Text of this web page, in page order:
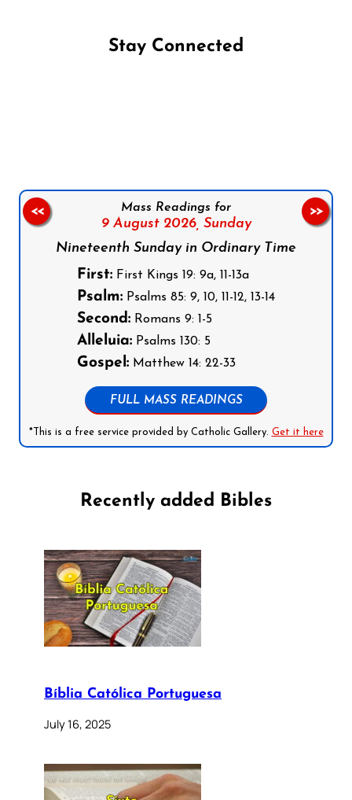
Stay Connected
Mass Readings for
9 August 2026, Sunday
Nineteenth Sunday in Ordinary Time
First: First Kings 19: 9a, 11-13a
Psalm: Psalms 85: 9, 10, 11-12, 13-14
Second: Romans 9: 1-5
Alleluia: Psalms 130: 5
Gospel: Matthew 14: 22-33
FULL MASS READINGS
*This is a free service provided by Catholic Gallery. Get it here
<< >>
Recently added Bibles
Bíblia Católica Portuguesa
July 16, 2025